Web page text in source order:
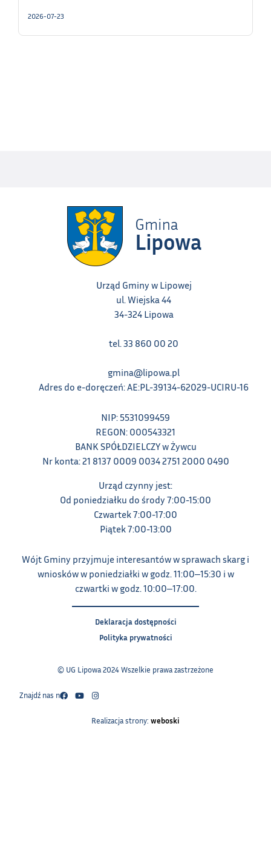
2026-07-23
Urząd Gminy w Lipowej
ul. Wiejska 44
34-324 Lipowa
tel. 33 860 00 20
gmina@lipowa.pl
Adres do e-doręczeń: AE:PL-39134-62029-UCIRU-16
NIP: 5531099459
REGON: 000543321
BANK SPÓŁDZIELCZY w Żywcu
Nr konta: 21 8137 0009 0034 2751 2000 0490
Urząd czynny jest:
Od poniedziałku do środy 7:00-15:00
Czwartek 7:00-17:00
Piątek 7:00-13:00
Wójt Gminy przyjmuje interesantów w sprawach skarg i
wniosków w poniedziałki w godz. 11:00‒15:30 i w
czwartki w godz. 10:00‒17:00.
Deklaracja dostępności
Polityka prywatności
© UG Lipowa 2024 Wszelkie prawa zastrzeżone
Znajdź nas na:
Realizacja strony: weboski